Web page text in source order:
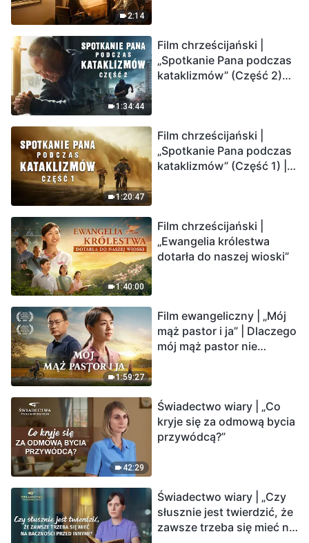
2:14
1:34:44
Film chrześcijański |
„Spotkanie Pana podczas
kataklizmów” (Część 2)
Ludzkość weszła w
odliczanie. Czy znalazłeś
już drogę ocalenia?
1:20:47
Film chrześcijański |
„Spotkanie Pana podczas
kataklizmów” (Część 1) |
1:40:00
Film chrześcijański |
„Ewangelia królestwa
dotarła do naszej wioski”
1:59:27
Film ewangeliczny | „Mój
mąż pastor i ja” | Dlaczego
mój mąż pastor nie
42:29
Świadectwo wiary | „Co
kryje się za odmową bycia
przywódcą?”
Świadectwo wiary | „Czy
słusznie jest twierdzić, że
zawsze trzeba się mieć na